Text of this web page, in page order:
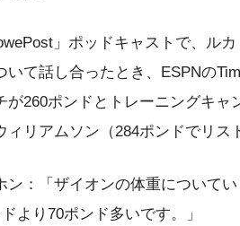
」ポッドキャストで、ル
いて話し合ったとき、ESPNの
が260ポンドとトレーニングキ
ィリアムソン（284ポンドでリ
ン：「ザイオンの体重について
より70ポンド多いです。」